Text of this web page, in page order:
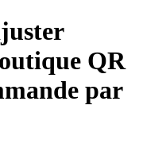
QR
par